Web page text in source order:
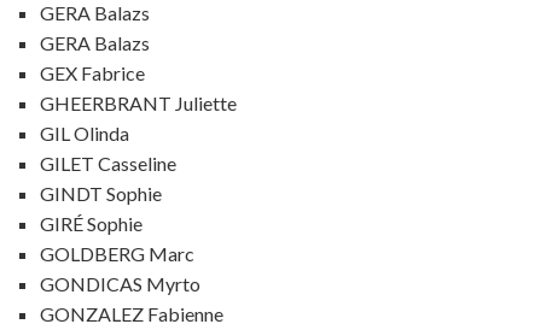
GERA Balazs
GERA Balazs
GEX Fabrice
GHEERBRANT Juliette
GIL Olinda
GILET Casseline
GINDT Sophie
GIRÉ Sophie
GOLDBERG Marc
GONDICAS Myrto
GONZALEZ Fabienne